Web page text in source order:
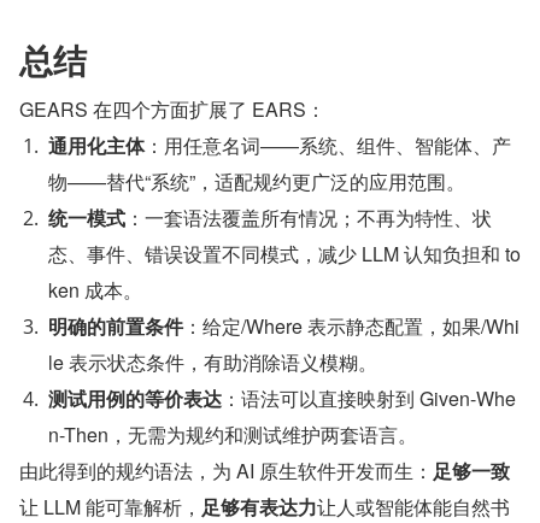
总结
GEARS 在四个方面扩展了 EARS：
通用化主体：用任意名词——系统、组件、智能体、产
物——替代“系统”，适配规约更广泛的应用范围。
统一模式 ：一套语法覆盖所有情况；不再为特性、状
态、事件、错误设置不同模式，减少 LLM 认知负担和 to
ken 成本。
明确的前置条件：给定/Where 表示静态配置，如果/Whi
le 表示状态条件，有助消除语义模糊。
测试用例的等价表达 ：语法可以直接映射到 Given-Whe
n-Then，无需为规约和测试维护两套语言。
由此得到的规约语法，为 AI 原生软件开发而生： 足够一致
让 LLM 能可靠解析， 足够有表达力让人或智能体能自然书